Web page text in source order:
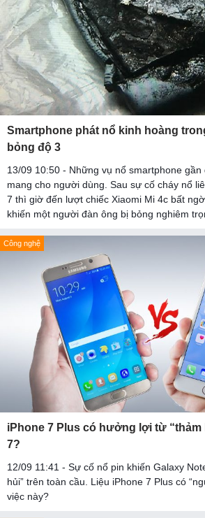
Smartphone phát nổ kinh hoàng
bỏng độ 3
13/09 10:50 - Những vụ nổ smartphone gần
mang cho người dùng. Sau sự cố cháy nổ
7 thì giờ đến lượt chiếc Xiaomi Mi 4c bất
khiến một người đàn ông bị bỏng nghiêm
Công nghệ
iPhone 7 Plus có hưởng lợi từ “thảm
7?
12/09 11:41 - Sự cố nổ pin khiến Galaxy
hủi” trên toàn cầu. Liệu iPhone 7 Plus có
việc này?